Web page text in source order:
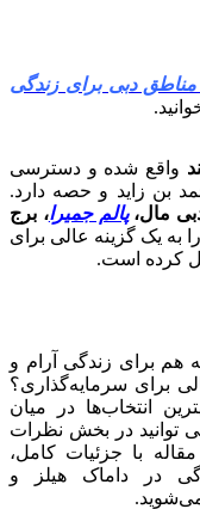
مناطق دبی برای زندگی
واقع شده و دسترسی
بن زاید و حصه دارد.
مال،پالم جمیرا، برج
به یک گزینه عالی برای
کرده است.
هم برای زندگی آرام و
برای سرمایه‌گذاری؟
انتخاب‌ها در میان
توانید در بخش نظرات
با جزئیات کامل،
در داماک هیلز و
می‌شوید.